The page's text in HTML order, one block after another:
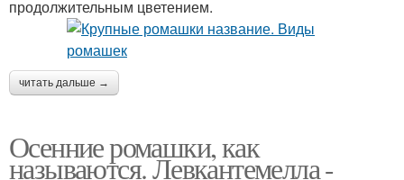
продолжительным цветением.
читать дальше →
Осенние ромашки, как
называются. Левкантемелла -